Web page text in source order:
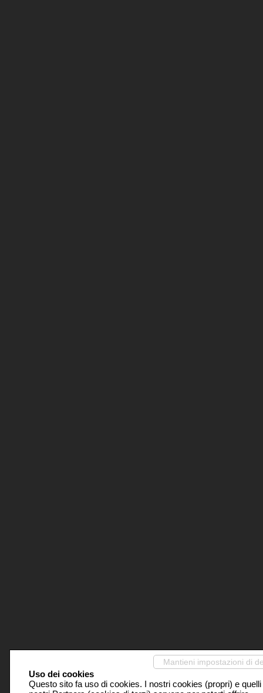
Mantieni impostazioni di
Uso dei cookies
Questo sito fa uso di cookies. I nostri cookies (propri) e quelli